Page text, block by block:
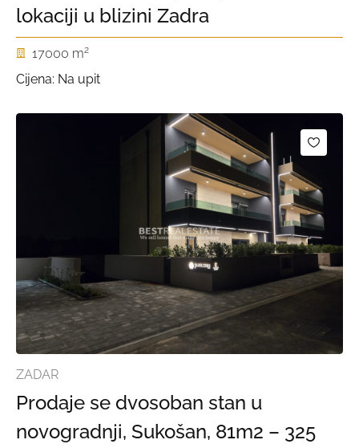
lokaciji u blizini Zadra
17000 m2
Cijena: Na upit
ZADAR
Prodaje se dvosoban stan u
novogradnji, Sukošan, 81m2 – 325